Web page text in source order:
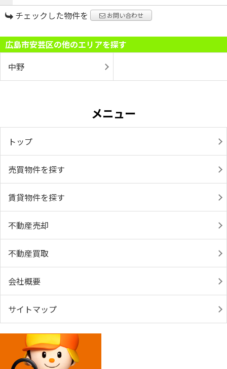
チェックした物件を お問い合わせ
広島市安芸区の他のエリアを探す
中野
メニュー
トップ
売買物件を探す
賃貸物件を探す
不動産売却
不動産買取
会社概要
サイトマップ